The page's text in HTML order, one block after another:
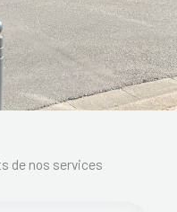
de nos services